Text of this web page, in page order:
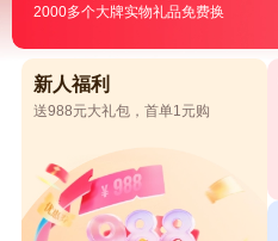
2000多个大牌实物礼品免费换
新人福利
送988元大礼包，首单1元购